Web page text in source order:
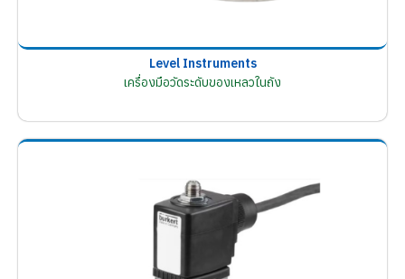
Level Instruments
เครื่องมือวัดระดับของเหลวในถัง